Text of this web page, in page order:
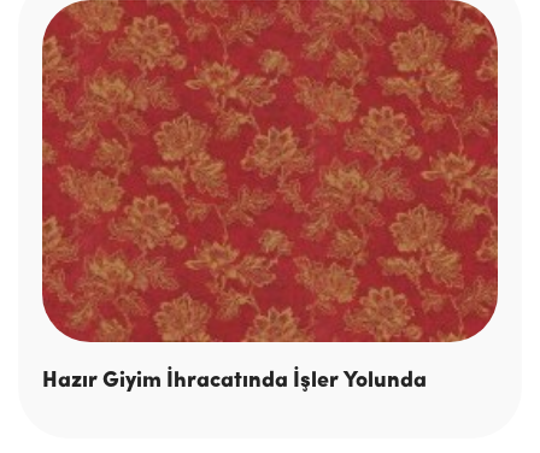
Hazır Giyim İhracatında İşler Yolunda